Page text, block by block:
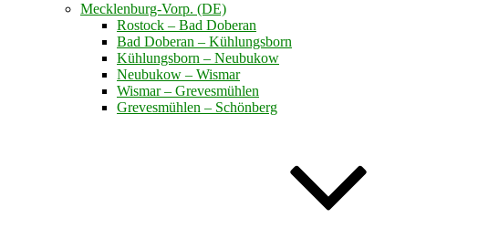
Mecklenburg-Vorp. (DE)
Rostock – Bad Doberan
Bad Doberan – Kühlungsborn
Kühlungsborn – Neubukow
Neubukow – Wismar
Wismar – Grevesmühlen
Grevesmühlen – Schönberg